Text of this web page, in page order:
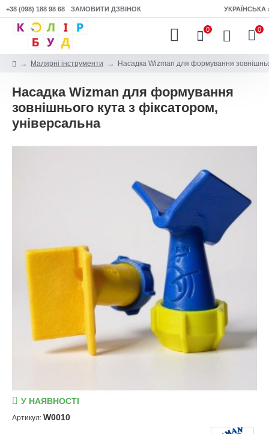
+38 (098) 188 98 68 ЗАМОВИТИ ДЗВІНОК УКРАЇНСЬКА
0 0
Малярні інструменти Насадка Wizman для формування
Насадка Wizman для формування
зовнішнього кута з фіксатором,
універсальна
У НАЯВНОСТІ
Артикул: W0010